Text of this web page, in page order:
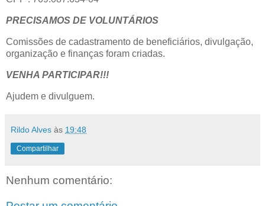
PRECISAMOS DE VOLUNTÁRIOS
Comissões de cadastramento de beneficiários, divulgação,
organização e finanças foram criadas.
VENHA PARTICIPAR!!!
Ajudem e divulguem.
Rildo Alves às 19:48
Compartilhar
Nenhum comentário: